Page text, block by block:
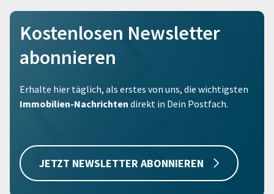
Kostenlosen Newsletter
abonnieren
Erhalte hier täglich, als erstes von uns, die wichtigsten
Immobilien-Nachrichten direkt in Dein Postfach.
JETZT NEWSLETTER ABONNIEREN